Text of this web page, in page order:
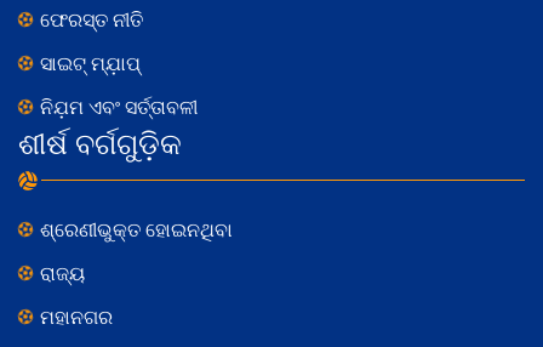
ଫେରସ୍ତ ନୀତି
ସାଇଟ୍ ମ୍ଯ଼ାପ୍
ନିଯ଼ମ ଏବଂ ସର୍ତ୍ତାବଳୀ
ଶୀର୍ଷ ବର୍ଗଗୁଡ଼ିକ
ଶ୍ରେଣୀଭୁକ୍ତ ହୋଇନଥିବା
ରାଜ୍ୟ
ମହାନଗର